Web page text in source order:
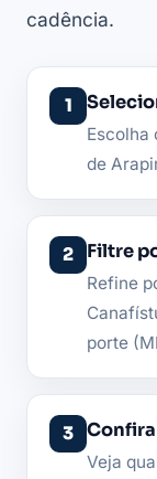
cadência.
Escolha
de
Filtre
Refine
porte
Veja